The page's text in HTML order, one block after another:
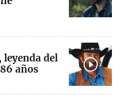
del
años